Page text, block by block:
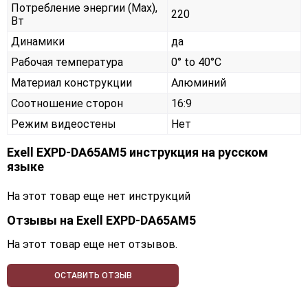
Потребление энергии (Max),
Вт
220
Динамики
да
Рабочая температура
0° to 40°C
Материал конструкции
Алюминий
Соотношение сторон
16:9
Режим видеостены
Нет
Exell EXPD-DA65AM5 инструкция на русском
языке
На этот товар еще нет инструкций
Отзывы на Exell EXPD-DA65AM5
На этот товар еще нет отзывов.
ОСТАВИТЬ ОТЗЫВ